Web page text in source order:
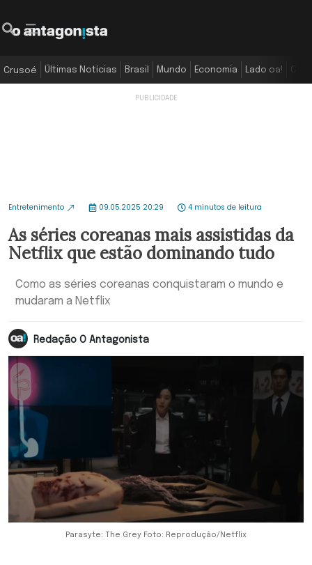
Crusoé Últimas Notícias Brasil Mundo Economia Lado oa!
Entretenimento 09.05.2025 20:29 4 minutos de leitura
As séries coreanas mais assistidas da
Netflix que estão dominando tudo
Como as séries coreanas conquistaram o mundo e
mudaram a Netflix
Redação O Antagonista
Parasyte: The Grey Foto: Reprodução/Netflix